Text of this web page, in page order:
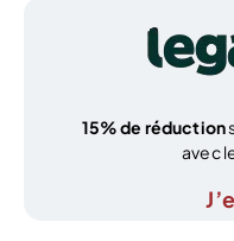
15% de réduction
avec